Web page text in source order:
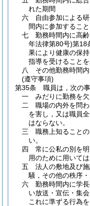
れた期間
六
自由参加による
間内に参加するこ
七
勤務時間内に高
年法律第80号)第18
果により健康の保
指導を受けること
八
その他勤務時間
(遵守事項)
第35条
職員は，次の
一
みだりに勤務を欠
二
職場の内外を問
を害し，又は職員
はならない。
三
職務上知ること
い。
四
常に公私の別を
用のために用いては
五
法人の敷地及び
騒，その他の秩序
六
勤務時間内に学
い放送・宣伝・集
これに準ずる行為